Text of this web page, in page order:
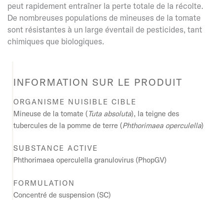
peut rapidement entraîner la perte totale de la récolte.
De nombreuses populations de mineuses de la tomate
sont résistantes à un large éventail de pesticides, tant
chimiques que biologiques.
INFORMATION SUR LE PRODUIT
ORGANISME NUISIBLE CIBLE
Mineuse de la tomate (Tuta absoluta), la teigne des
tubercules de la pomme de terre (Phthorimaea operculella)
SUBSTANCE ACTIVE
Phthorimaea operculella granulovirus (PhopGV)
FORMULATION
Concentré de suspension (SC)